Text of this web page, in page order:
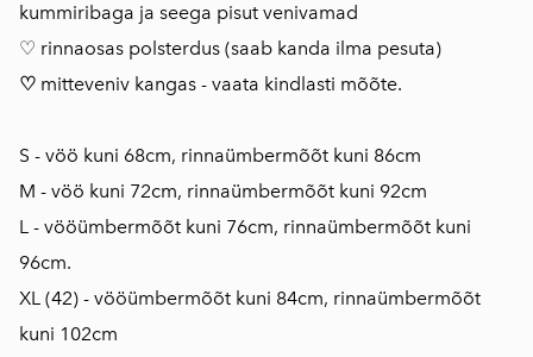
kummiribaga ja seega pisut venivamad
♡ rinnaosas polsterdus (saab kanda ilma pesuta)
♡ mitteveniv kangas - vaata kindlasti mõõte.
S - vöö kuni 68cm, rinnaümbermõõt kuni 86cm
M - vöö kuni 72cm, rinnaümbermõõt kuni 92cm
L - vööümbermõõt kuni 76cm, rinnaümbermõõt kuni
96cm.
XL (42) - vööümbermõõt kuni 84cm, rinnaümbermõõt
kuni 102cm